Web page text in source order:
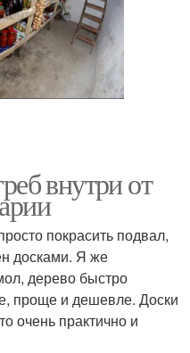
внутри от
покрасить подвал,
досками. Я же
дерево быстро
проще и дешевле. Доски
очень практично и